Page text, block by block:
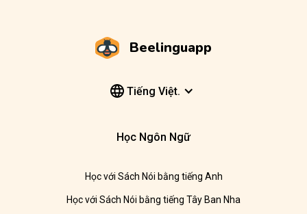
Beelinguapp
Tiếng Việt.
Học Ngôn Ngữ
Học với Sách Nói bằng tiếng Anh
Học với Sách Nói bằng tiếng Tây Ban Nha